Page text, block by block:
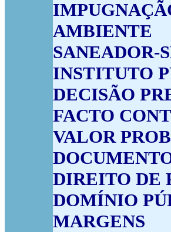
AMBIENTE
SANEADOR-
INSTITUTO
DECISÃO
FACTO
VALOR
DIREITO DE
DOMÍNIO
MARGENS